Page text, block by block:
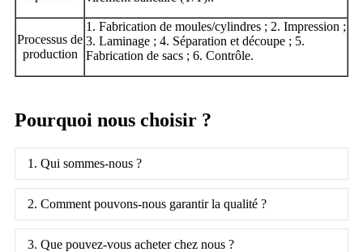
Processus de
production
1. Fabrication de moules/cylindres ; 2. Impression ;
3. Laminage ; 4. Séparation et découpe ; 5.
Fabrication de sacs ; 6. Contrôle.
Pourquoi nous choisir ?
1. Qui sommes-nous ?
2. Comment pouvons-nous garantir la qualité ?
3. Que pouvez-vous acheter chez nous ?